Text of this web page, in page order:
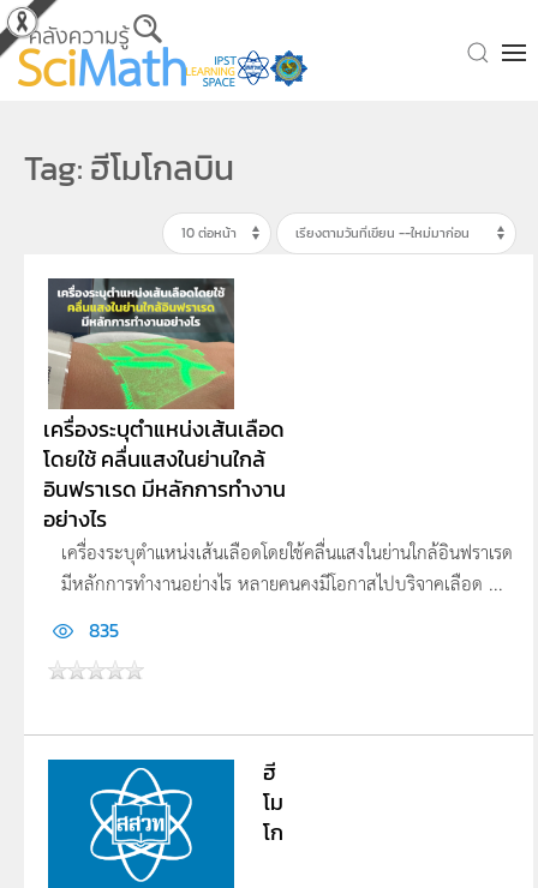
Skip to main content
Tag: ฮีโมโกลบิน
เครื่องระบุตำแหน่งเส้นเลือด
โดยใช้ คลื่นแสงในย่านใกล้
อินฟราเรด มีหลักการทำงาน
อย่างไร
เครื่องระบุตำแหน่งเส้นเลือดโดยใช้คลื่นแสงในย่านใกล้อินฟราเรด
มีหลักการทำงานอย่างไร หลายคนคงมีโอกาสไปบริจาคเลือด ...
835
ฮี
โม
โก